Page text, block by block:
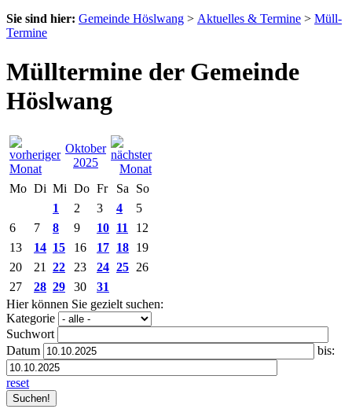
Sie sind hier: Gemeinde Höslwang > Aktuelles & Termine > Müll-
Termine
Mülltermine der Gemeinde
Höslwang
Oktober
2025
Mo Di Mi Do Fr Sa
So
1
2 3 4
5
6
7 8 9 10 11
12
13
14 15 16 17 18 19
20
21 22 23 24 25 26
27
28 29 30
31
Hier können Sie gezielt suchen:
Kategorie
Suchwort
Datum
bis:
reset